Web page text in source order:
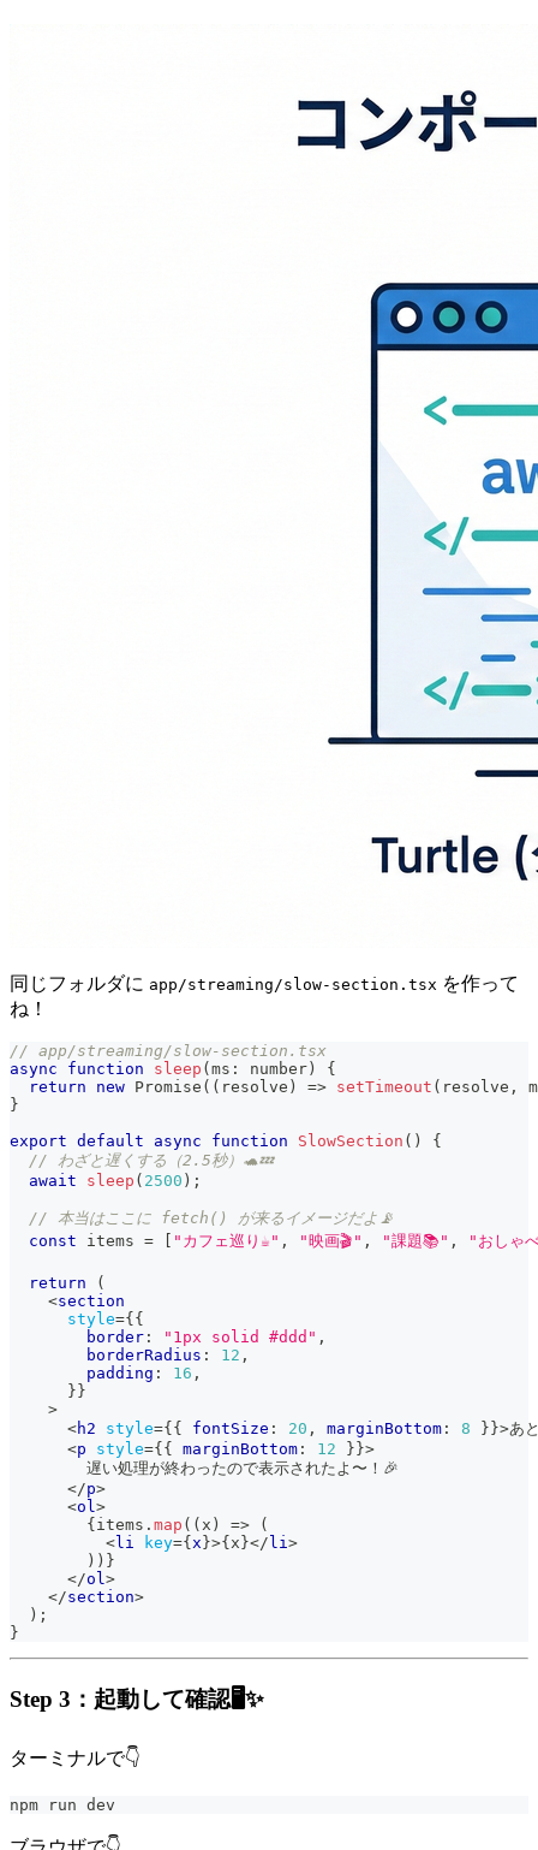
同じフォルダに app/streaming/slow-section.tsx を作って
ね！
// app/streaming/slow-section.tsx
async
function sleep ( ms : number )
{
return
new Promise ( ( resolve ) => setTimeout ( resolve ,
}
export default async function SlowSection ( )
{
// わざと遅くする（2.5秒）🐢💤
await
sleep ( 2500 ) ;
// 本当はここに fetch() が来るイメージだよ📡
const items = "カフェ巡り☕" , "映画🎬" , "課題📚" , "おしゃ
return
(
<section
style={ {
        border
: "1px solid #ddd" ,
        borderRadius
: 12 ,
        padding
: 16 ,
} }
>
<h2 style={ { fontSize : 20 , marginBottom : 8 } }>あ
<p style={ { marginBottom : 12 } }>
        遅い処理が終わったので表示されたよ〜！🎉
</p>
<ol>
{ items . map ( ( x ) =>
(
<li key={ x }>{ x }</ li>
) ) }
</ol>
</section>
) ;
}
Step 3：起動して確認🖥️✨
ターミナルで👇
npm run dev